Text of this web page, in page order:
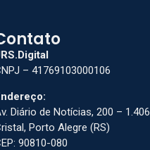
– 41769103000106
Diário de Notícias, 200 – 1.406
Porto Alegre (RS)
90810-080